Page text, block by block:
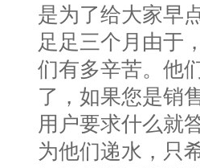
是为了给大家早
足足三个月由于
们有多辛苦。他
了，如果您是销
用户要求什么就
为他们递水，只